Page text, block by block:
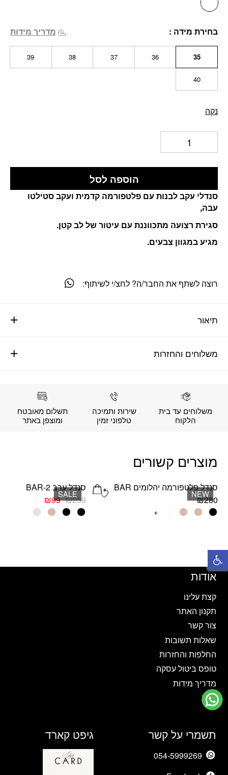
בחירת מידה מדריך מידות
35
36
37
38
39
40
נקה
הוספה לסל
סנדלי עקב לבנות עם פלטפורמה קדמית ועקב סטילטו
עבה,
סגירת רצועה מתכווננת עם עיטור של לב קטן.
מגיע במגוון צבעים.
תיאור
משלוחים והחזרות
משלוחים עד בית
הלקוח
שירות ותמיכה
טלפוני זמין
תשלום מאובטח
ומוצפן באתר
רוצה לשתף את החבר/ה? לחצ/י לשיתוף:
מוצרים קשורים
Add wishlist NEW
סנדל פלטפורמה יהלומים BAR
₪280
למוצר
מספר
סוגים.
ניתן
לבחור
את
האפשרויות
בעמוד
המוצר
+
SALE
סנדל ערב BAR-2
₪250
המחיר
המקורי
היה:
₪99 המחיר
הנוכחי
הוא:
למוצר
אודות
קצת עלינו
תקנון האתר
צור קשר
שאלות תשובות
החלפות והחזרות
טופס ביטול עסקה
מדריך מידות
בלוג
תשמרי על קשר
054-5999269
גיפט קארד
פתח סרגל נגישות